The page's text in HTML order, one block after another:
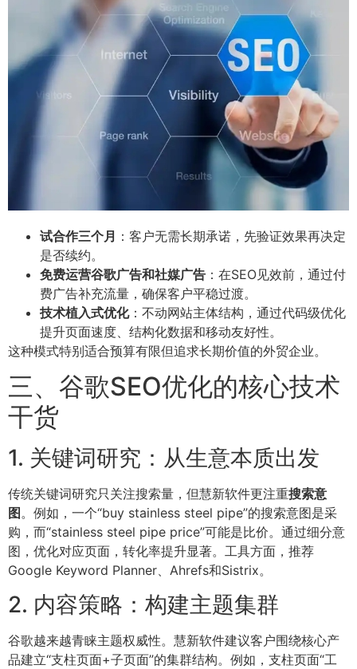
试合作三个月 ：客户无需长期承诺，先验证效果再决定
是否续约。
免费运营谷歌广告和社媒广告 ：在SEO见效前，通过付
费广告补充流量，确保客户平稳过渡。
技术植入式优化：不动网站主体结构，通过代码级优化
提升页面速度、结构化数据和移动友好性。
这种模式特别适合预算有限但追求长期价值的外贸企业。
三、谷歌SEO优化的核心技术
干货
1. 关键词研究：从生意本质出发
传统关键词研究只关注搜索量，但慧新软件更注重搜索意
图。例如，一个“buy stainless steel pipe”的搜索意图是采
购，而“stainless steel pipe price”可能是比价。通过细分意
图，优化对应页面，转化率提升显著。工具方面，推荐
Google Keyword Planner、Ahrefs和Sistrix。
2. 内容策略：构建主题集群
谷歌越来越青睐主题权威性。慧新软件建议客户围绕核心产
品建立“支柱页面+子页面”的集群结构。例如，支柱页面“工